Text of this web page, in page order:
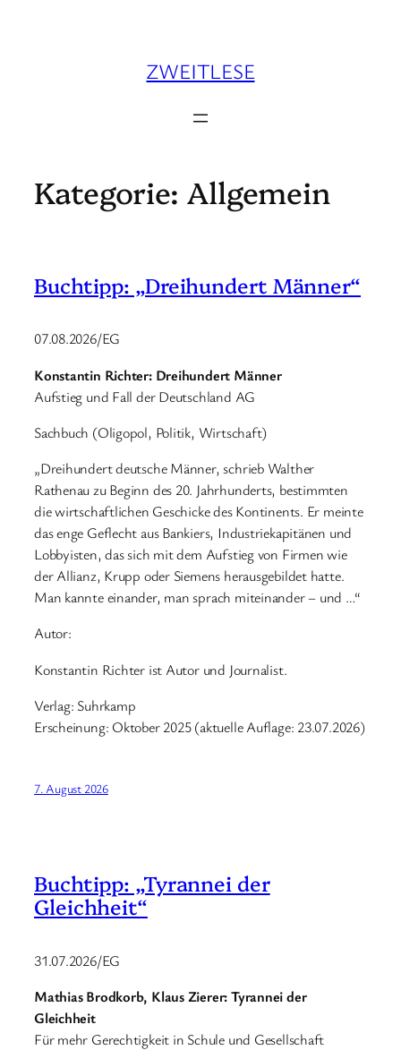
ZWEITLESE
Kategorie: Allgemein
Buchtipp: „Dreihundert Männer“
07.08.2026/EG
Konstantin Richter: Dreihundert Männer
Aufstieg und Fall der Deutschland AG
Sachbuch (Oligopol, Politik, Wirtschaft)
„Dreihundert deutsche Männer, schrieb Walther
Rathenau zu Beginn des 20. Jahrhunderts, bestimmten
die wirtschaftlichen Geschicke des Kontinents. Er meinte
das enge Geflecht aus Bankiers, Industriekapitänen und
Lobbyisten, das sich mit dem Aufstieg von Firmen wie
der Allianz, Krupp oder Siemens herausgebildet hatte.
Man kannte einander, man sprach miteinander – und …“
Autor:
Konstantin Richter ist Autor und Journalist.
Verlag: Suhrkamp
Erscheinung: Oktober 2025 (aktuelle Auflage: 23.07.2026)
7. August 2026
Buchtipp: „Tyrannei der
Gleichheit“
31.07.2026/EG
Mathias Brodkorb, Klaus Zierer: Tyrannei der
Gleichheit
Für mehr Gerechtigkeit in Schule und Gesellschaft